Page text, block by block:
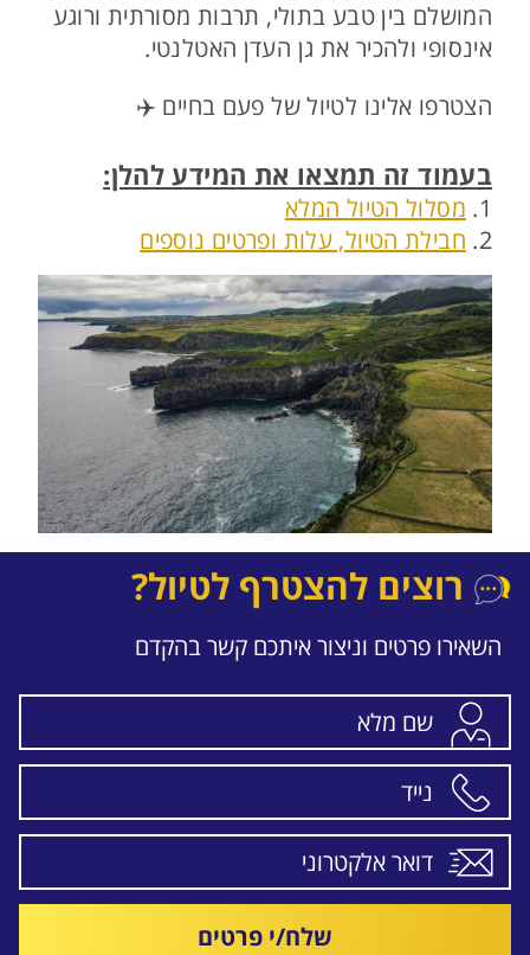
המושלם בין טבע בתולי, תרבות מסורתית ורוגע
אינסופי ולהכיר את גן העדן האטלנטי.
הצטרפו אלינו לטיול של פעם בחיים ✈️
בעמוד זה תמצאו את המידע להלן:
1. מסלול הטיול המלא
2. חבילת הטיול, עלות ופרטים נוספים
רוצים להצטרף לטיול?
השאירו פרטים וניצור איתכם קשר בהקדם
שלח/י פרטים